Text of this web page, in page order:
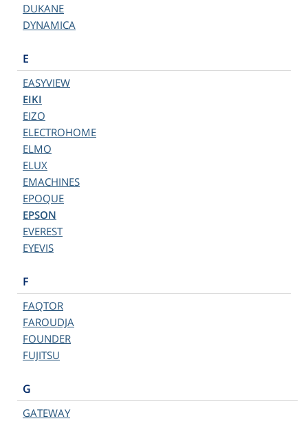
DUKANE
DYNAMICA
E
EASYVIEW
EIKI
EIZO
ELECTROHOME
ELMO
ELUX
EMACHINES
EPOQUE
EPSON
EVEREST
EYEVIS
F
FAQTOR
FAROUDJA
FOUNDER
FUJITSU
G
GATEWAY